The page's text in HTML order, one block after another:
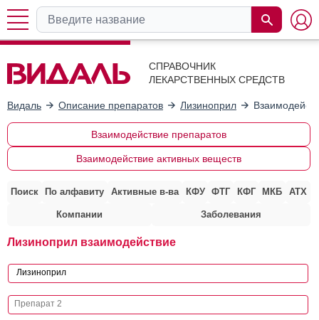
СПРАВОЧНИК
ЛЕКАРСТВЕННЫХ СРЕДСТВ
Видаль Описание препаратов Лизиноприл
Взаимодействие препаратов
Взаимодействие активных веществ
Поиск По алфавиту Активные в-ва КФУ ФТГ КФГ МКБ АТХ
Компании Заболевания
Лизиноприл взаимодействие